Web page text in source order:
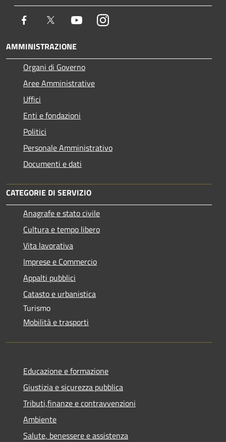
Facebook Twitter YoutubeInstagram
AMMINISTRAZIONE
Organi di Governo
Aree Amministrative
Uffici
Enti e fondazioni
Politici
Personale Amministrativo
Documenti e dati
CATEGORIE DI SERVIZIO
Anagrafe e stato civile
Cultura e tempo libero
Vita lavorativa
Imprese e Commercio
Appalti pubblici
Catasto e urbanistica
Turismo
Mobilità e trasporti
Educazione e formazione
Giustizia e sicurezza pubblica
Tributi,finanze e contravvenzioni
Ambiente
Salute, benessere e assistenza